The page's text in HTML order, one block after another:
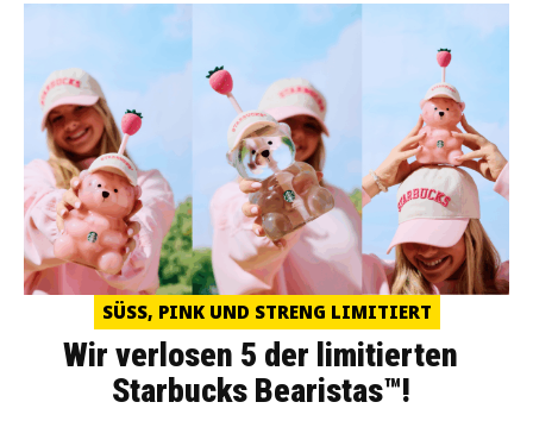
SÜSS, PINK UND STRENG LIMITIERT
Wir verlosen 5 der limitierten
Starbucks Bearistas™!